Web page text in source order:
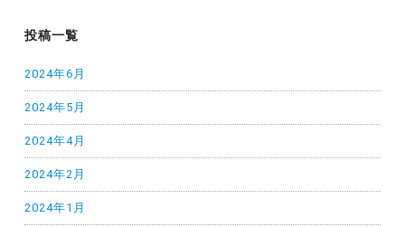
投稿一覧
2024年6月
2024年5月
2024年4月
2024年2月
2024年1月